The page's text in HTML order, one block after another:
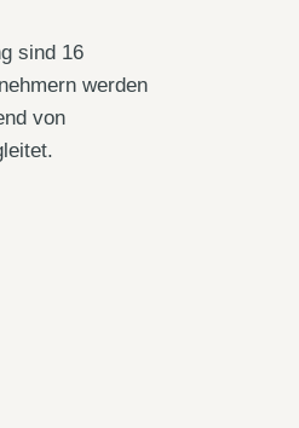
sind 16
werden
von